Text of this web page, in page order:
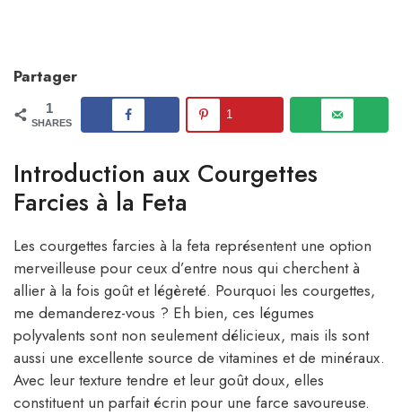
Partager
1
SHARES
1
Introduction aux Courgettes
Farcies à la Feta
Les courgettes farcies à la feta représentent une option
merveilleuse pour ceux d’entre nous qui cherchent à
allier à la fois goût et légèreté. Pourquoi les courgettes,
me demanderez-vous ? Eh bien, ces légumes
polyvalents sont non seulement délicieux, mais ils sont
aussi une excellente source de vitamines et de minéraux.
Avec leur texture tendre et leur goût doux, elles
constituent un parfait écrin pour une farce savoureuse.